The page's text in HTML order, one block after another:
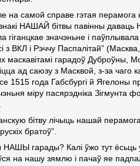
на самой справе гэтая
НАШАЙ бітвы павінны даваць
значэньне і
з ВКЛ і Рэччу Паспалітай”
гарадоў Дуброўны,
ад саюзу з Масквой, з-за чаго
1515 года Габсбургі й Ягелоны
міру пасярэдніка Зігмунта
бітву лічыць нашай
братоў”.
НАШЫ гарады? Калі ўжо тут ёсьць
на нашу зямлю і пачаў яе